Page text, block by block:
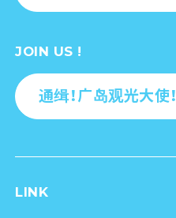
JOIN US !
通缉！广岛观光大使！
LINK